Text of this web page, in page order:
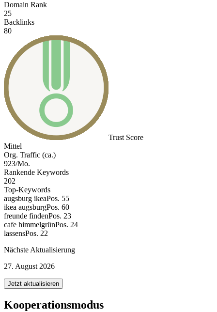
Domain Rank
25
Backlinks
80
Trust Score
Mittel
Org. Traffic (ca.)
923/Mo.
Rankende Keywords
202
Top-Keywords
augsburg ikeaPos. 55
ikea augsburgPos. 60
freunde findenPos. 23
cafe himmelgrünPos. 24
lassensPos. 22
Nächste Aktualisierung
27. August 2026
Jetzt aktualisieren
Kooperationsmodus